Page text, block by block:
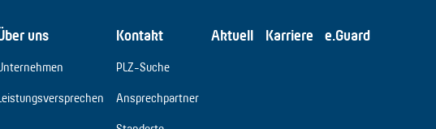
uns Kontakt
PLZ-Suche
Ansprechpartner
Aktuell Karriere e.Guard